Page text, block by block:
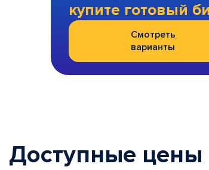
купите готовый
Смотреть
варианты
Доступные цены